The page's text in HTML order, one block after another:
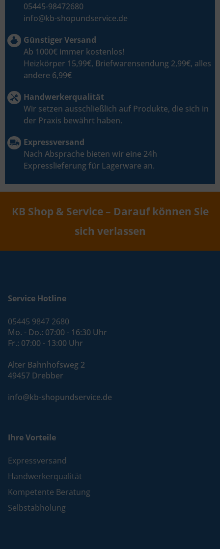
05445-98472680
info@kb-shopundservice.de
Günstiger Versand
Ab 1000€ immer kostenlos!
Heizkörper 15,99€, Briefwarensendung 2,99€, alles
andere 6,99€
Handwerkerqualität
Wir setzen ausschließlich auf Produkte, die sich in
der Praxis bewährt haben.
Expressversand
Nach Absprache bieten wir eine 24h
Expresslieferung für Lagerware an.
KB Shop & Service – Darauf können Sie
sich verlassen
Service Hotline
05445 9847 2680
Mo. - Do.: 07:00 - 16:30 Uhr
Fr.: 07:00 - 13:00 Uhr
Alter Bahnhofsweg 2
49457 Drebber
info@kb-shopundservice.de
Ihre Vorteile
Expressversand
Handwerkerqualität
Kompetente Beratung
Selbstabholung